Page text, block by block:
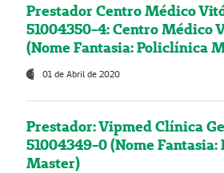
Prestador Centro Médico
51004350-4: Centro Médico
(Nome Fantasia: Policlínica
01 de Abril de 2020
Prestador: Vipmed Clínica
51004349-0 (Nome
Master)